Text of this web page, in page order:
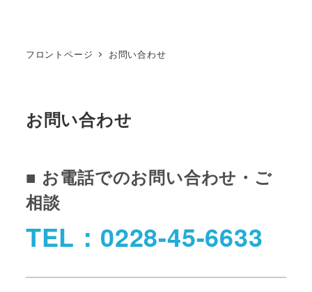
フロントページ お問い合わせ
お問い合わせ
■ お電話でのお問い合わせ・ご
相談
TEL：0228-45-6633